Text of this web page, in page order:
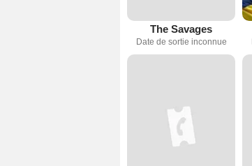
The Savages
Date de sortie inconnue